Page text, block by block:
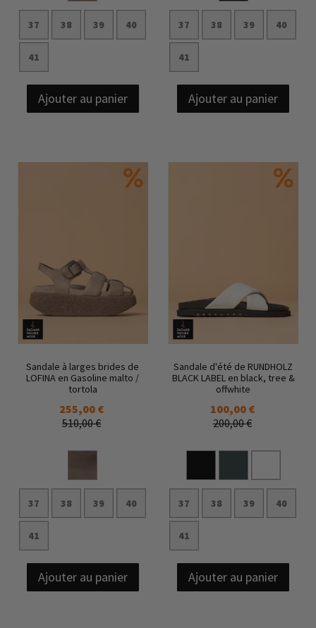
37 38 39 40
41
Ajouter au panier
37 38 39 40
41
Ajouter au panier
Sandale à larges brides de
LOFINA en Gasoline malto /
tortola
255,00 €
510,00 €
37 38 39 40
41
Ajouter au panier
Sandale d'été de RUNDHOLZ
BLACK LABEL en black, tree &
offwhite
100,00 €
200,00 €
37 38 39 40
41
Ajouter au panier